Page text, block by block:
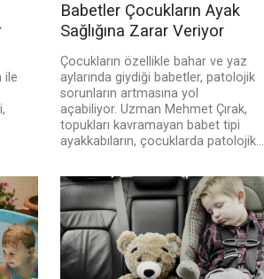
ile
Babetler Çocukların Ayak
Sağlığına Zarar Veriyor
Çocukların özellikle bahar ve yaz
aylarında giydiği babetler, patolojik
sorunların artmasına yol
açabiliyor. Uzman Mehmet Çırak,
topukları kavramayan babet tipi
ayakkabıların, çocuklarda patolojik...